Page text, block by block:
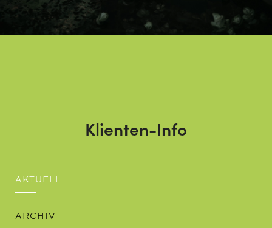
Klienten-Info
AKTUELL
ARCHIV